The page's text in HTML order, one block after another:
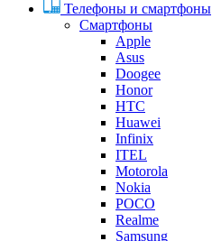
Телефоны и смартфоны
Смартфоны
Apple
Asus
Doogee
Honor
HTC
Huawei
Infinix
ITEL
Motorola
Nokia
POCO
Realme
Samsung